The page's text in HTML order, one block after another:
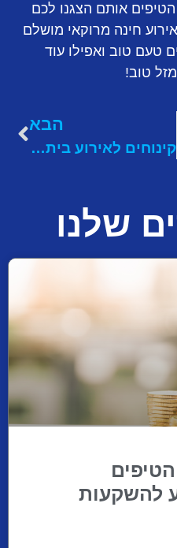
אותם הצגנו לכם
חינה מרוקאי מושלם
טעם טוב ואפילו עוד
טוב!
הבא
קינוחים לאירוע ביתי: איפה מזמינים
שלנו
להשקעות